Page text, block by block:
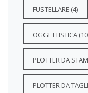
FUSTELLARE (4)
OGGETTISTICA
PLOTTER DA
PLOTTER DA